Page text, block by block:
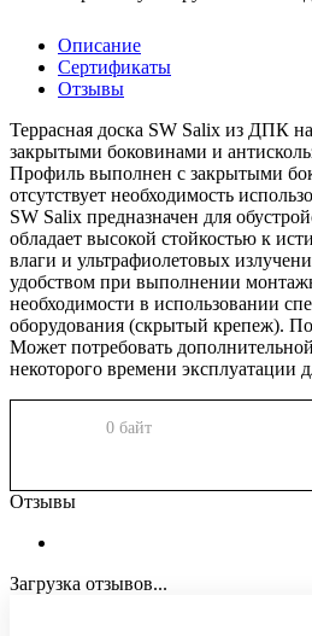
Описание
Сертификаты
Отзывы
Террасная доска SW Salix из ДПК
закрытыми боковинами и
Профиль выполнен с закрытыми
отсутствует необходимость
SW Salix предназначен для
обладает высокой стойкостью к
влаги и ультрафиолетовых
удобством при выполнении
необходимости в использовании
оборудования (скрытый крепеж).
Может потребовать
некоторого времени эксплуатации
0 байт
Отзывы
Загрузка отзывов...